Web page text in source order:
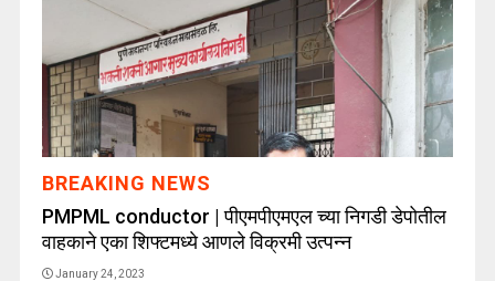
BREAKING NEWS
PMPML conductor | पीएमपीएमएल च्या निगडी डेपोतील
वाहकाने एका शिफ्टमध्ये आणले विक्रमी उत्पन्न
January 24, 2023